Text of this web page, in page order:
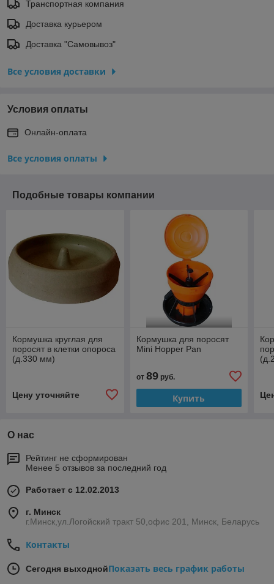
Транспортная компания
Доставка курьером
Доставка "Самовывоз"
Все условия доставки
Условия оплаты
Онлайн-оплата
Все условия оплаты
Подобные товары компании
Кормушка круглая для
поросят в клетки опороса
(д.330 мм)
Цену уточняйте
Кормушка для поросят
Mini Hopper Pan
от 89руб.
Купить
О нас
Рейтинг не сформирован
Менее 5 отзывов за последний год
Работает с 12.02.2013
г. Минск
г.Минск,ул.Логойский тракт 50,офис 201, Минск, Беларусь
Контакты
Сегодня выходнойПоказать весь график работы